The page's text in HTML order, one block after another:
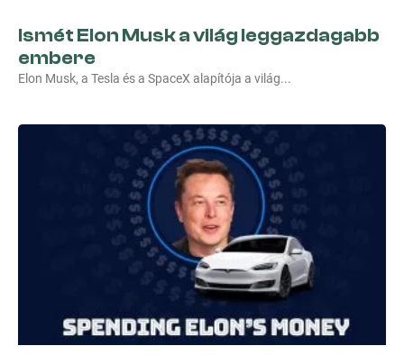
Ismét Elon Musk a világ leggazdagabb
embere
Elon Musk, a Tesla és a SpaceX alapítója a világ